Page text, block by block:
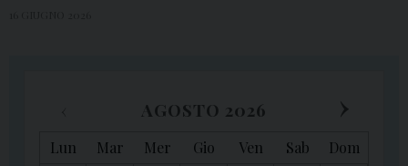
AGOSTO 2026 ›
Lun Mar Mer Gio Ven Sab
Dom